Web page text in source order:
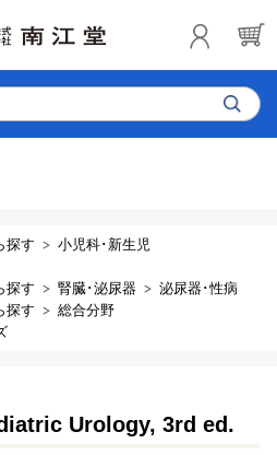
探す
小児科･新生児
探す 腎臓･泌尿器
泌尿器･性病
探す
総合分野
Urology, 3rd ed.